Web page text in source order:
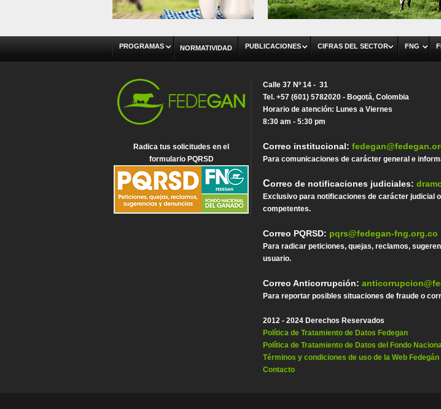
PROGRAMAS NORMATIVIDAD PUBLICACIONES CIFRAS DEL SECTOR FNG
Radica tus solicitudes en el
formulario PQRSD
Calle 37 Nº 14 - 31
Tel. +57 (601) 5782020 - Bogotá, Colombia
Horario de atención: Lunes a Viernes
8:30 am - 5:30 pm
Correo institucional:
Para comunicaciones de carácter general e
Correo de notificaciones judiciales:
Exclusivo para notificaciones de carácter judicial
competentes.
Correo PQRSD: pqrs@fedegan-fng.org.co
Para radicar peticiones, quejas, reclamos,
usuario.
Correo Anticorrupción:
Para reportar posibles situaciones de fraude o
2012 - 2024 Derechos Reservados
Política de Tratamiento de Datos Fedegan
Política de Tratamiento de Datos del Fondo
Términos y condiciones de uso de la Web Fedegán
Contacto